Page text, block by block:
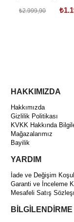
₺2.999,90
HAKKIMIZDA
Hakkımızda
Gizlilik Politikası
KVKK Hakkında
Mağazalarımız
Bayilik
YARDIM
İade ve Değişim
Garanti ve İnceleme
Mesafeli Satış
BİLGİLENDİRME